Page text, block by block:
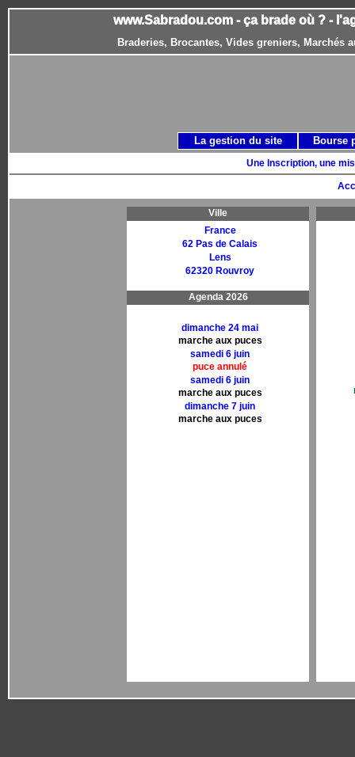
www.Sabradou.com - ça brade où ? -
Braderies, Brocantes, Vides greniers, Marchés
Une Inscription, une
Ville
France
62 Pas de Calais
Lens
62320 Rouvroy
Agenda 2026
dimanche 24 mai
marche aux puces
samedi 6 juin
puce annulé
samedi 6 juin
marche aux puces
dimanche 7 juin
marche aux puces
La gestion du site Bourse